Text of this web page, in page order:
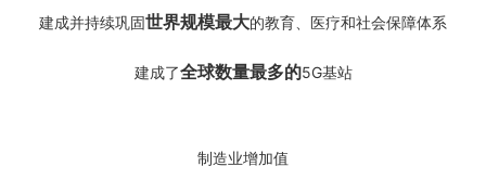
建成并持续巩固世界规模最大的教育、医疗和社会保障体系
建成了全球数量最多的5G基站
制造业增加值